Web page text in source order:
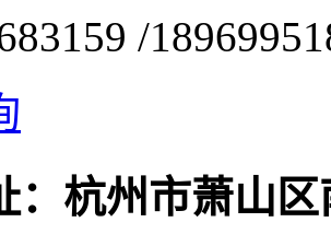
/
：杭州市萧山